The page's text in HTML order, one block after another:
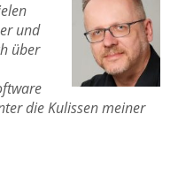
und
über
die Kulissen meiner